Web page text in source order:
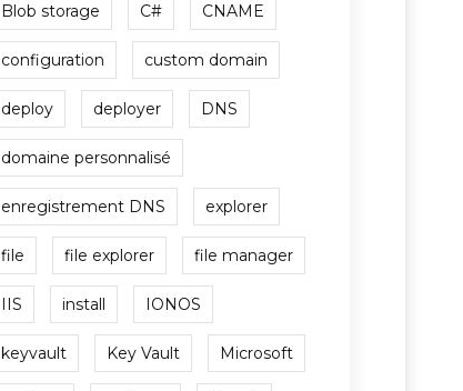
Blob storage C# CNAME
configuration custom domain
deploy deployer DNS
domaine personnalisé
enregistrement DNS explorer
file file explorer file manager
IIS install IONOS
keyvault Key Vault Microsoft